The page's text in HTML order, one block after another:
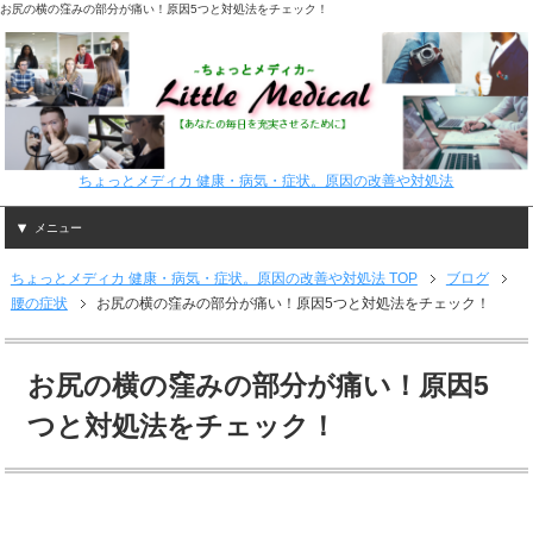
お尻の横の窪みの部分が痛い！原因5つと対処法をチェック！
ちょっとメディカ 健康・病気・症状。原因の改善や対処法
メニュー
ちょっとメディカ 健康・病気・症状。原因の改善や対処法 TOP
ブログ
腰の症状
お尻の横の窪みの部分が痛い！原因5つと対処法をチェック！
お尻の横の窪みの部分が痛い！原因5
つと対処法をチェック！